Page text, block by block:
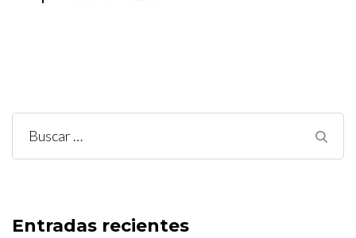
Buscar:
Entradas recientes